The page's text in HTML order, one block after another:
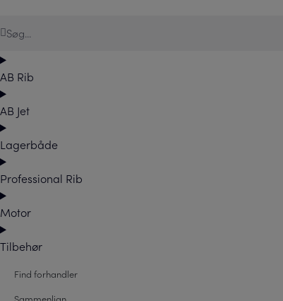
AB Rib
AB Jet
Lagerbåde
Professional Rib
Motor
Tilbehør
Find forhandler
Sammenlign